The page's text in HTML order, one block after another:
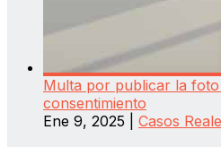
Multa por publicar la
consentimiento
Ene 9, 2025
Casos